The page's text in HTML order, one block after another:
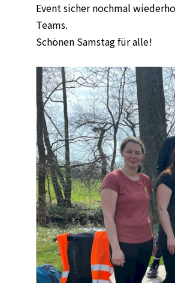
Event sicher nochmal
Teams.
Schönen Samstag für alle!